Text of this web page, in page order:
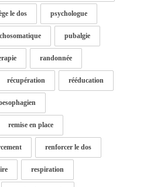
le dos psychologue
pubalgie
randonnée
récupération rééducation
remise en place
renforcer le dos
respiration